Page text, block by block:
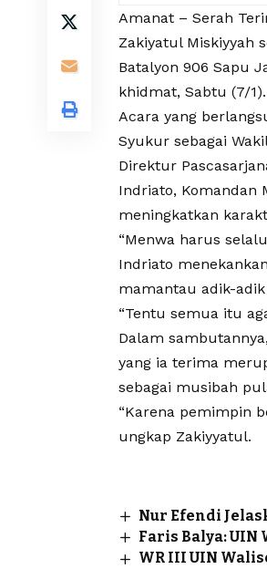
Amanat – Serah
Zakiyatul Miskiyyah
Batalyon 906 Sapu
khidmat, Sabtu (7/1).
Acara yang
Syukur sebagai
Direktur
Indriato, Komandan
meningkatkan
“Menwa harus
Indriato
mamantau adik-
“Tentu semua itu
Dalam
yang ia terima
sebagai musibah
“Karena pemimpin
ungkap Zakiyyatul.
Nur Efendi
Faris Balya:
WR III UIN